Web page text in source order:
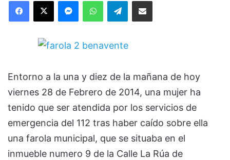
Entorno a la una y diez de la mañana de hoy
viernes 28 de Febrero de 2014, una mujer ha
tenido que ser atendida por los servicios de
emergencia del 112 tras haber caído sobre ella
una farola municipal, que se situaba en el
inmueble numero 9 de la Calle La Rúa de